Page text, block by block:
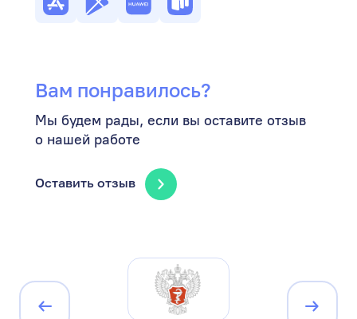
Вам понравилось?
Мы будем рады, если вы оставите отзыв
о нашей работе
Оставить отзыв